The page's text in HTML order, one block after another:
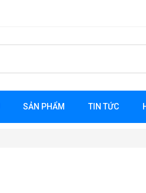
SẢN PHẨM TIN TỨC